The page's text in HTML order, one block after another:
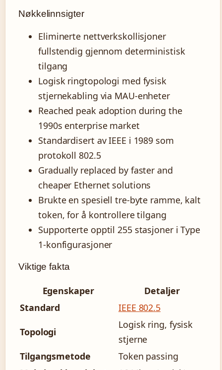
Nøkkelinnsigter
Eliminerte nettverkskollisjoner
fullstendig gjennom deterministisk
tilgang
Logisk ringtopologi med fysisk
stjernekabling via MAU-enheter
Reached peak adoption during the
1990s enterprise market
Standardisert av IEEE i 1989 som
protokoll 802.5
Gradually replaced by faster and
cheaper Ethernet solutions
Brukte en spesiell tre-byte ramme, kalt
token, for å kontrollere tilgang
Supporterte opptil 255 stasjoner i Type
1-konfigurasjoner
Viktige fakta
Egenskaper
Detaljer
Standard
IEEE 802.5
Topologi
Logisk ring, fysisk
stjerne
Tilgangsmetode
Token passing